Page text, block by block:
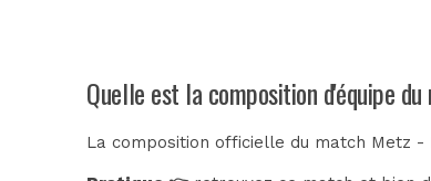
Quelle est la composition d'équipe
La composition officielle du match Metz